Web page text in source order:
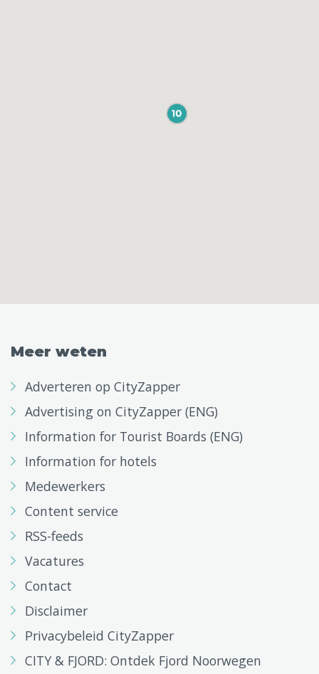
Meer weten
Adverteren op CityZapper
Advertising on CityZapper (ENG)
Information for Tourist Boards (ENG)
Information for hotels
Medewerkers
Content service
RSS-feeds
Vacatures
Contact
Disclaimer
Privacybeleid CityZapper
CITY & FJORD: Ontdek Fjord Noorwegen